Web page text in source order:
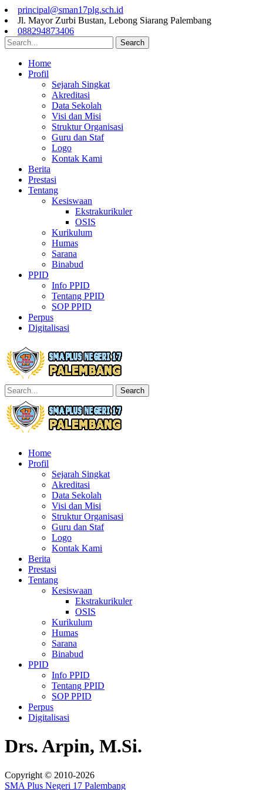
principal@sman17plg.sch.id
Jl. Mayor Zurbi Bustan, Lebong Siarang Palembang
088294873406
Search
Home
Profil
Sejarah Singkat
Akreditasi
Data Sekolah
Visi dan Misi
Struktur Organisasi
Guru dan Staf
Logo
Kontak Kami
Berita
Prestasi
Tentang
Kesiswaan
Ekstrakurikuler
OSIS
Kurikulum
Humas
Sarana
Binabud
PPID
Info PPID
Tentang PPID
SOP PPID
Perpus
Digitalisasi
Search
Home
Profil
Sejarah Singkat
Akreditasi
Data Sekolah
Visi dan Misi
Struktur Organisasi
Guru dan Staf
Logo
Kontak Kami
Berita
Prestasi
Tentang
Kesiswaan
Ekstrakurikuler
OSIS
Kurikulum
Humas
Sarana
Binabud
PPID
Info PPID
Tentang PPID
SOP PPID
Perpus
Digitalisasi
Drs. Arpin, M.Si.
Copyright © 2010-2026
SMA Plus Negeri 17 Palembang